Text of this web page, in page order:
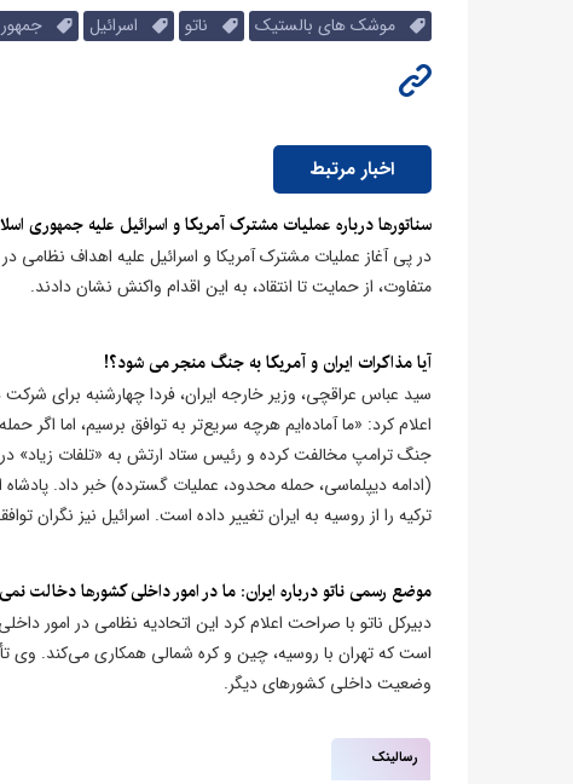
موشک های بالستیک ناتو اسرائیل
اخبار مرتبط
سناتورها درباره عملیات مشترک آمریکا و اسرائیل علیه جمهوری
در پی آغاز عملیات مشترک آمریکا و اسرائیل علیه اهداف نظامی
متفاوت، از حمایت تا انتقاد، به این اقدام واکنش نشان دادند.
آیا مذاکرات ایران و آمریکا به جنگ منجر می شود؟!
سید عباس عراقچی، وزیر خارجه ایران، فردا چهارشنبه برای
اعلام کرد: «ما آماده‌ایم هرچه سریع‌تر به توافق برسیم، اما اگر
جنگ ترامپ مخالفت کرده و رئیس ستاد ارتش به «تلفات
(ادامه دیپلماسی، حمله محدود، عملیات گسترده) خبر داد.
ترکیه را از روسیه به ایران تغییر داده است. اسرائیل نیز
موضع رسمی ناتو درباره ایران: ما در امور داخلی کشورها دخالت
دبیرکل ناتو با صراحت اعلام کرد این اتحادیه نظامی در امور
است که تهران با روسیه، چین و کره شمالی همکاری می‌کند. وی
وضعیت داخلی کشورهای دیگر.
رسالینک